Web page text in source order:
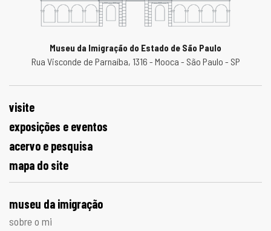
Museu da Imigração do Estado de São Paulo
Rua Visconde de Parnaíba, 1316 - Mooca - São Paulo - SP
visite
exposições e eventos
acervo e pesquisa
mapa do site
museu da imigração
sobre o mi